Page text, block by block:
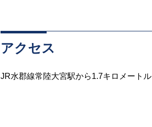
アクセス
JR水郡線常陸大宮駅から1.7キロメートル